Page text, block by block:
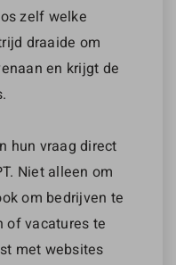
zelf welke
draaide om
en krijgt de
hun vraag direct
Niet alleen om
om bedrijven te
of vacatures te
met websites